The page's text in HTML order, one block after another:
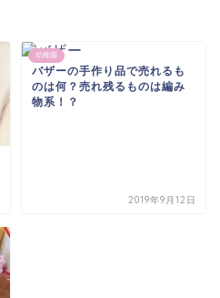
幼稚園
バザーの手作り品で売れるも
のは何？売れ残るものは編み
物系！？
2019年9月12日